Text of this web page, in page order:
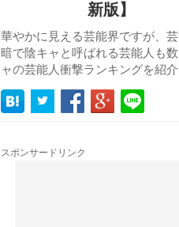
新版】
華やかに見える芸能界ですが、
暗で陰キャと呼ばれる芸能人も
ャの芸能人衝撃ランキングを紹介
スポンサードリンク